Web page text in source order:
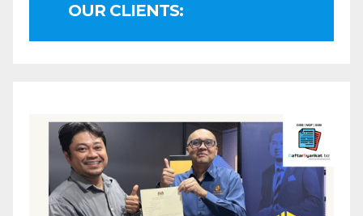
OUR CLIENTS: